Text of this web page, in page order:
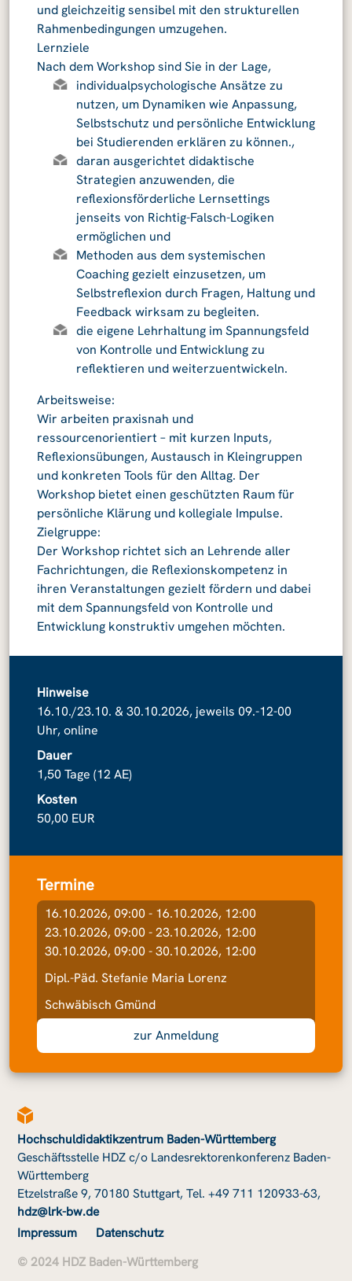
und gleichzeitig sensibel mit den strukturellen
Rahmenbedingungen umzugehen.
Lernziele
Nach dem Workshop sind Sie in der Lage,
individualpsychologische Ansätze zu
nutzen, um Dynamiken wie Anpassung,
Selbstschutz und persönliche Entwicklung
bei Studierenden erklären zu können.,
daran ausgerichtet didaktische
Strategien anzuwenden, die
reflexionsförderliche Lernsettings
jenseits von Richtig-Falsch-Logiken
ermöglichen und
Methoden aus dem systemischen
Coaching gezielt einzusetzen, um
Selbstreflexion durch Fragen, Haltung und
Feedback wirksam zu begleiten.
die eigene Lehrhaltung im Spannungsfeld
von Kontrolle und Entwicklung zu
reflektieren und weiterzuentwickeln.
Arbeitsweise:
Wir arbeiten praxisnah und
ressourcenorientiert – mit kurzen Inputs,
Reflexionsübungen, Austausch in Kleingruppen
und konkreten Tools für den Alltag. Der
Workshop bietet einen geschützten Raum für
persönliche Klärung und kollegiale Impulse.
Zielgruppe:
Der Workshop richtet sich an Lehrende aller
Fachrichtungen, die Reflexionskompetenz in
ihren Veranstaltungen gezielt fördern und dabei
mit dem Spannungsfeld von Kontrolle und
Entwicklung konstruktiv umgehen möchten.
Hinweise
16.10./23.10. & 30.10.2026, jeweils 09.-12-00
Uhr, online
Dauer
1,50 Tage (12 AE)
Kosten
50,00 EUR
Termine
16.10.2026, 09:00 - 16.10.2026, 12:00
23.10.2026, 09:00 - 23.10.2026, 12:00
30.10.2026, 09:00 - 30.10.2026, 12:00
Dipl.-Päd. Stefanie Maria Lorenz
Schwäbisch Gmünd
zur Anmeldung
Hochschuldidaktikzentrum Baden-Württemberg
Geschäftsstelle HDZ c/o Landesrektorenkonferenz Baden-
Württemberg
Etzelstraße 9, 70180 Stuttgart, Tel. +49 711 120933-63,
hdz@lrk-bw.de
Impressum
Datenschutz
© 2024 HDZ Baden-Württemberg